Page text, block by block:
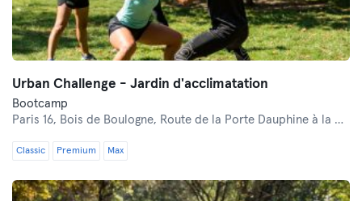
Urban Challenge - Jardin d'acclimatation
Bootcamp
Paris 16, Bois de Boulogne, Route de la Porte Dauphine à la Porte des Sablons
Classic Premium Max